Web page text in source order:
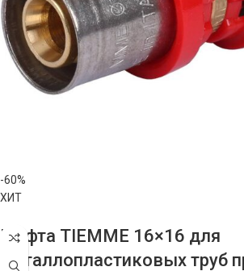
-60%
ХИТ
Муфта TIEMME 16×16 для
металлопластиковых труб